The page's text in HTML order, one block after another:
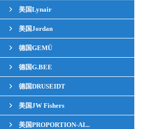
美国Lynair
美国Jordan
德国GEMÜ
德国G.BEE
德国DRUSEIDT
美国JW Fishers
美国PROPORTION-AI...